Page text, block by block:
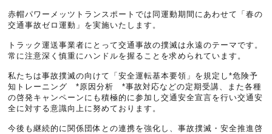
赤帽パワーメッツトランスポートでは同運動期間にあわせて「春の
交通事故ゼロ運動」を実施いたします。
トラック運送事業者にとって交通事故の撲滅は永遠のテーマです。
常に注意深く慎重にハンドルを握ることを求められています。
私たちは事故撲滅の向けて「安全運転基本要領」を規定し*危険予
知トレーニング *原因分析 *事故対応などの定期受講、また各種
の啓発キャンペーンにも積極的に参加し交通安全宣言を行い交通安
全に対する意識向上に努めております。
今後も継続的に関係団体との連携を強化し、事故撲滅・安全推進啓